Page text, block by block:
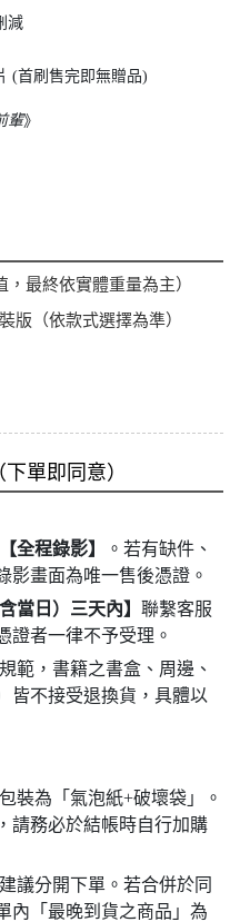
減
(首刷售完即無贈品)
輩》
最終依實體重量為主）
版（依款式選擇為準）
單即同意）
【全程錄影】
。若有缺件、
影畫面為唯一售後憑證。
當日）三天內】 聯繫客服
證者一律不予受理。
範，書籍之書盒、周邊、
皆不接受退換貨，具體以
裝為「氣泡紙+破壞袋」。
請務必於結帳時自行加購
議分開下單。若合併於同
內「最晚到貨之商品」為